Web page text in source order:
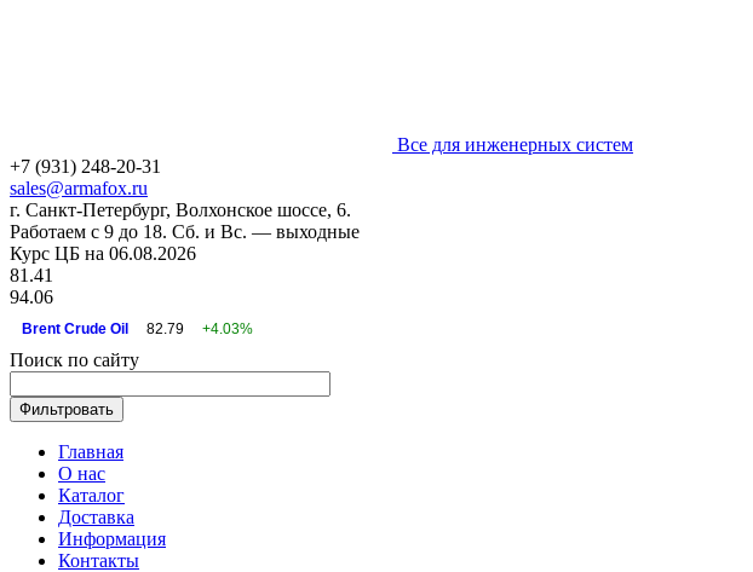
Все для инженерных систем
+7 (931) 248-20-31
sales@armafox.ru
г. Санкт-Петербург, Волхонское шоссе, 6.
Работаем с 9 до 18. Сб. и Вс. — выходные
Курс ЦБ на 06.08.2026
81.41
94.06
Brent Crude Oil 82.79 +4.03%
Поиск по сайту
Главная
О нас
Каталог
Доставка
Информация
Контакты